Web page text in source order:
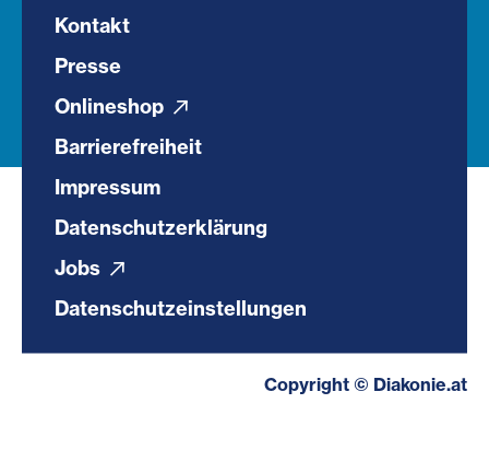
Kontakt
Presse
Onlineshop
Barrierefreiheit
Impressum
Datenschutzerklärung
Jobs
Datenschutzeinstellungen
Copyright © Diakonie.at